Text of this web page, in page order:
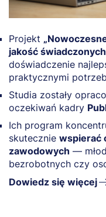
Projekt
jakość świadczonych
doświadczenie
praktycznymi
Studia zostały
oczekiwań kadry
Ich program
skutecznie wspierać
zawodowych —
bezrobotnych czy
Dowiedz się więcej